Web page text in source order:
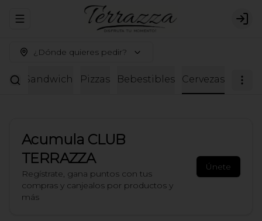
Abrir menu de navegación
¿Dónde quieres pedir?
Sandwich Pizzas Bebestibles Cervezas
Acumula CLUB
TERRAZZA
Regístrate, gana puntos con tus
compras y canjealos por productos y
más
Únete